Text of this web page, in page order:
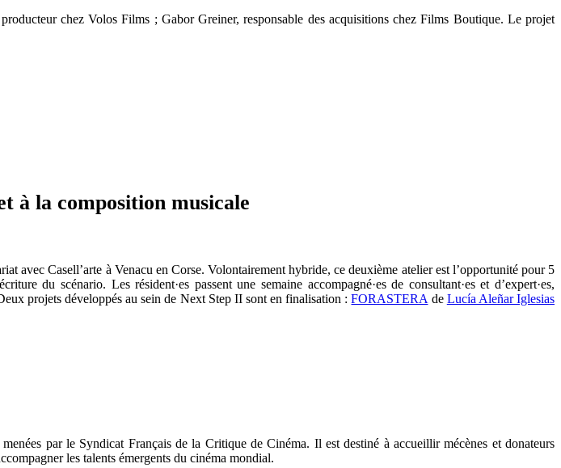
chez Volos Films ; Gabor Greiner, responsable des acquisitions chez Films Boutique. Le projet
à la composition musicale
avec Casell’arte à Venacu en Corse. Volontairement hybride, ce deuxième atelier est l’opportunité pour 5
du scénario. Les résident·es passent une semaine accompagné·es de consultant·es et d’expert·es,
projets développés au sein de Next Step II sont en finalisation :FORASTERA de Lucía Aleñar Iglesias
par le Syndicat Français de la Critique de Cinéma. Il est destiné à accueillir mécènes et donateurs
les talents émergents du cinéma mondial.